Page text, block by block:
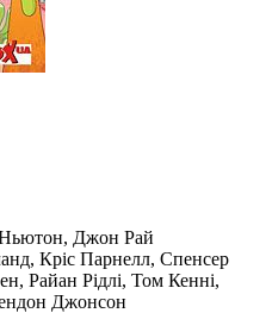
Джон Рай
Кріс Парнелл, Спенсер
Райан Рідлі, Том Кенні,
Джонсон